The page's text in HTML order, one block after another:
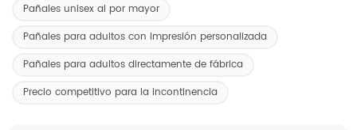
Pañales unisex al por mayor
Pañales para adultos con impresión personalizada
Pañales para adultos directamente de fábrica
Precio competitivo para la incontinencia